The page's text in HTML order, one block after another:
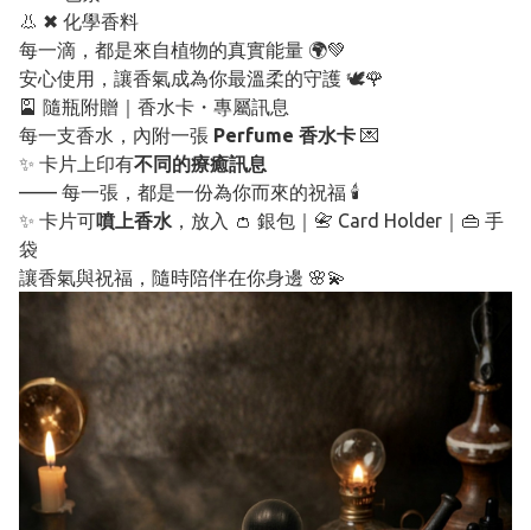
👃 ✖ 化學香料
每一滴，都是來自植物的真實能量 🌍💚
安心使用，讓香氣成為你最溫柔的守護 🕊️🌹
🎴 隨瓶附贈｜香水卡・專屬訊息
每一支香水，內附一張 Perfume 香水卡 💌
✨ 卡片上印有不同的療癒訊息
—— 每一張，都是一份為你而來的祝福 🕯️
✨ 卡片可噴上香水 ，放入 👛 銀包｜📇 Card Holder｜👜 手
袋
讓香氣與祝福，隨時陪伴在你身邊 🌸💫